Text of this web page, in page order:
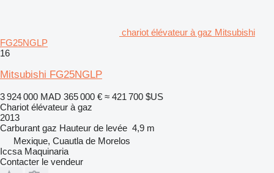
chariot élévateur à gaz Mitsubishi
FG25NGLP
16
Mitsubishi FG25NGLP
3 924 000 MAD 365 000 € ≈ 421 700 $US
Chariot élévateur à gaz
2013
Carburant gaz Hauteur de levée 4,9 m
Mexique, Cuautla de Morelos
Iccsa Maquinaria
Contacter le vendeur